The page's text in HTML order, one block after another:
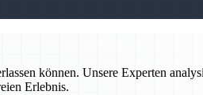
können. Unsere Experten
Erlebnis.